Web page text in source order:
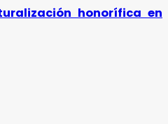
honorífica en